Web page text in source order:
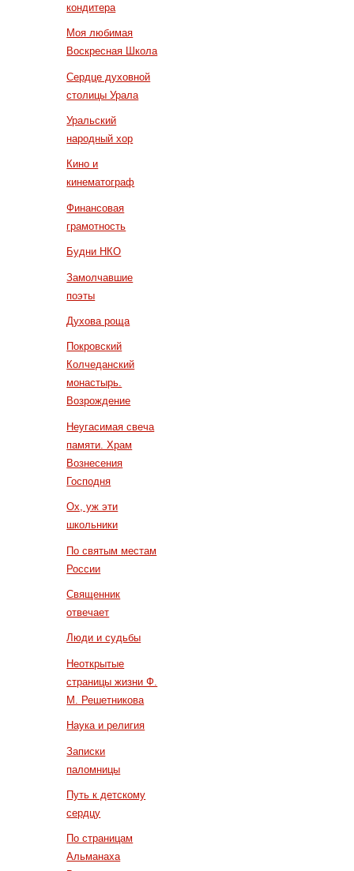
кондитера
Моя любимая
Воскресная Школа
Сердце духовной
столицы Урала
Уральский
народный хор
Кино и
кинематограф
Финансовая
грамотность
Будни НКО
Замолчавшие
поэты
Духова роща
Покровский
Колчеданский
монастырь.
Возрождение
Неугасимая свеча
памяти. Храм
Вознесения
Господня
Ох, уж эти
школьники
По святым местам
России
Священник
отвечает
Люди и судьбы
Неоткрытые
страницы жизни Ф.
М. Решетникова
Наука и религия
Записки
паломницы
Путь к детскому
сердцу
По страницам
Альманаха